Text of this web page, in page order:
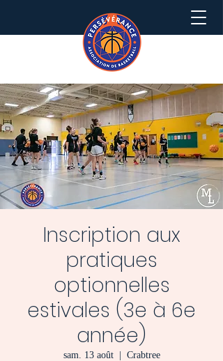
Inscription aux
pratiques
optionnelles
estivales (3e à 6e
année)
sam. 13 août
  |
Crabtree